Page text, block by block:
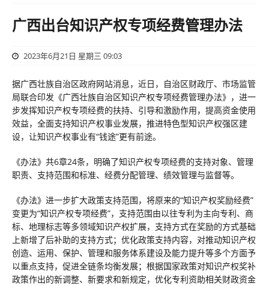
广西出台知识产权专项经费管理办法
2023年6月21日 星期三 09:03
据广西壮族自治区政府网站消息，近日，自治区财政厅、市场监管
局联合印发《广西壮族自治区知识产权专项经费管理办法》，进一
步发挥知识产权专项经费的扶持、引导和激励作用，提高资金使用
效益，全面支持知识产权事业发展，推进特色型知识产权强区建
设，让知识产权事业有“钱途”更有前途。
《办法》共6章24条，明确了知识产权专项经费的支持对象、管理
职责、支持范围和标准、经费分配管理、绩效管理与监督等。
《办法》进一步扩大政策支持范围，将原来的“知识产权奖励经费”
变更为“知识产权专项经费”，支持范围由以往专利为主向专利、商
标、地理标志等多领域知识产权扩展，支持方式在奖励的方式基础
上新增了后补助的支持方式；优化政策支持内容，对推动知识产权
创造、运用、保护、管理和服务体系建设及能力提升等多个方面予
以重点支持，促进全链条均衡发展；根据国家政策对知识产权奖补
政策作出的新调整、新要求和新规定，优化专利资助相关财政资金